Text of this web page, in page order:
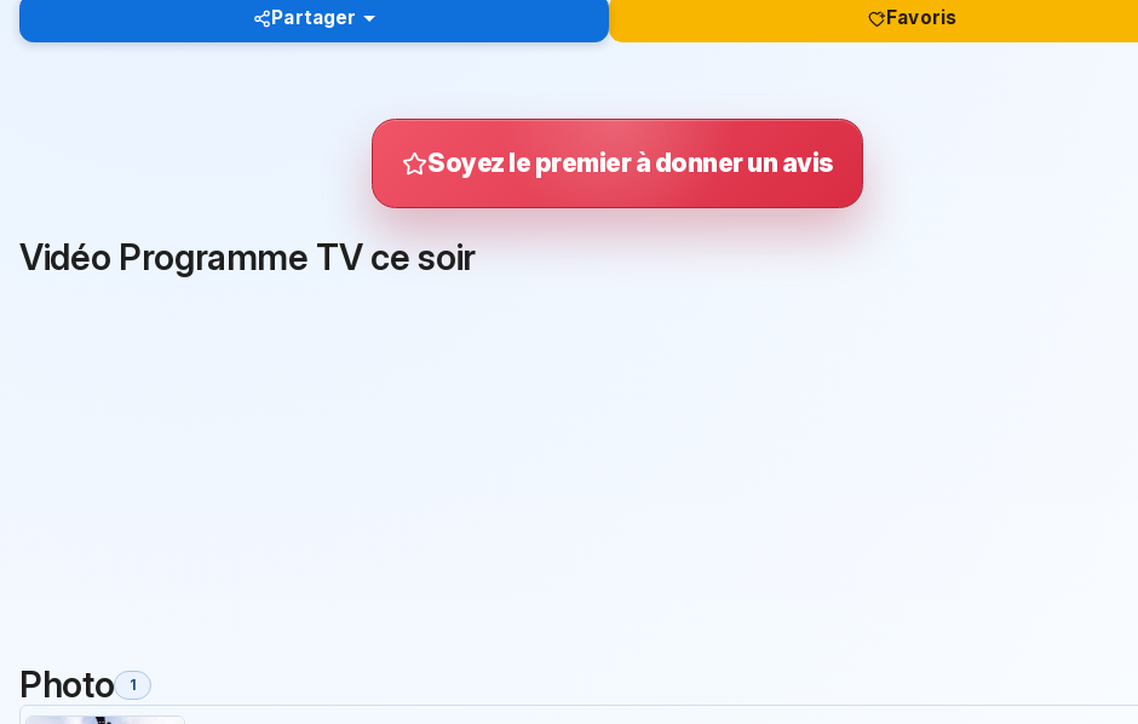
Partager Favoris
Soyez le premier à donner un avis
Vidéo Programme TV ce soir
Photo 1